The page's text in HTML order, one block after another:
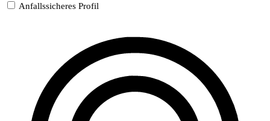
Anfallssicheres Profil